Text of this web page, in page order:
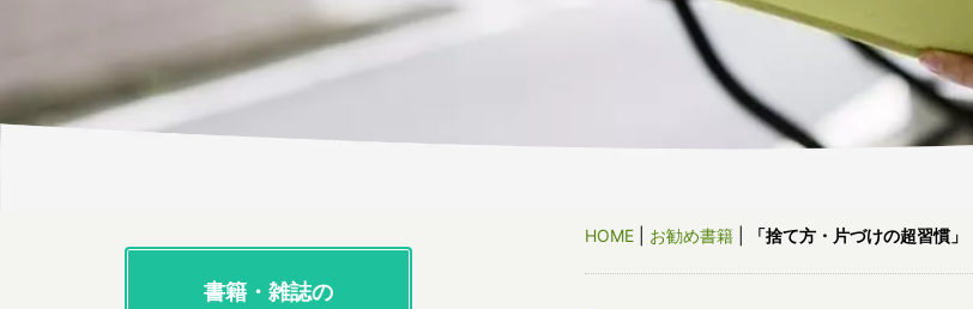
HOME お勧め書籍 「捨て方・片づけの超習慣」
書籍・雑誌の